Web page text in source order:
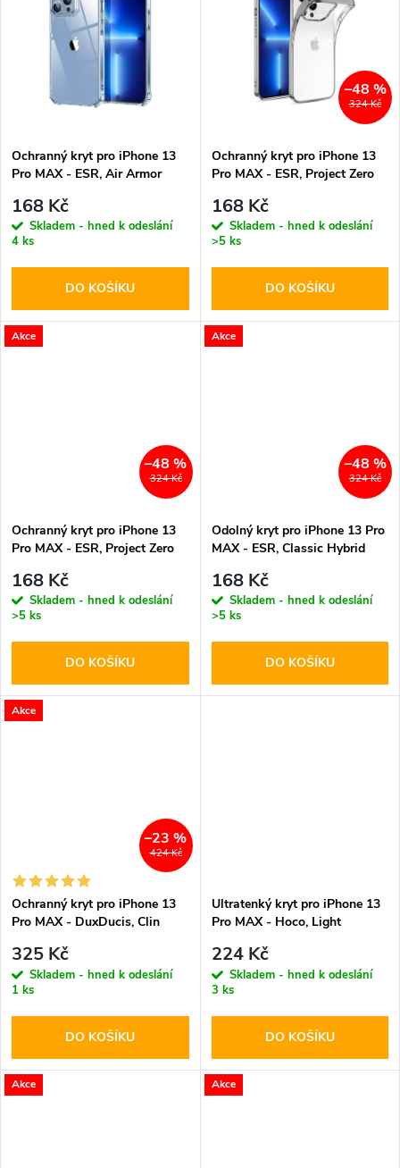
Ochranný kryt pro iPhone 13
Pro MAX - ESR, Air Armor
168 Kč
Skladem - hned k odeslání
4 ks
DO KOŠÍKU
324 Kč
–48 %
Ochranný kryt pro iPhone 13
Pro MAX - ESR, Project Zero
168 Kč
Skladem - hned k odeslání
>5 ks
DO KOŠÍKU
Akce
324 Kč
–48 %
Ochranný kryt pro iPhone 13
Pro MAX - ESR, Project Zero
168 Kč
Skladem - hned k odeslání
>5 ks
DO KOŠÍKU
Akce
324 Kč
–48 %
Odolný kryt pro iPhone 13 Pro
MAX - ESR, Classic Hybrid
168 Kč
Skladem - hned k odeslání
>5 ks
DO KOŠÍKU
Akce
424 Kč
–23 %
Ochranný kryt pro iPhone 13
Pro MAX - DuxDucis, Clin
325 Kč
Skladem - hned k odeslání
1 ks
DO KOŠÍKU
Ultratenký kryt pro iPhone 13
Pro MAX - Hoco, Light
224 Kč
Skladem - hned k odeslání
3 ks
DO KOŠÍKU
Akce Akce